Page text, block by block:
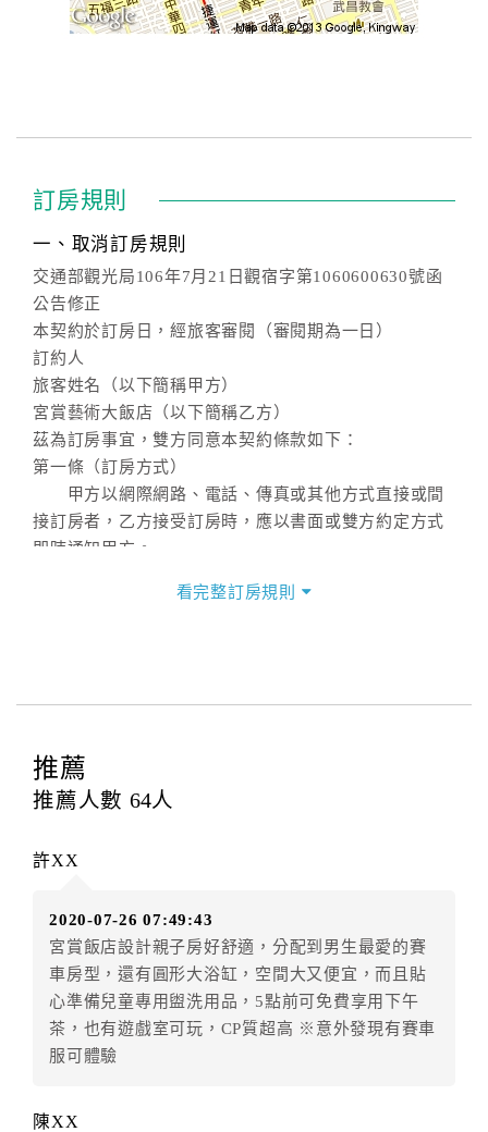
訂房規則
一、取消訂房規則
交通部觀光局106年7月21日觀宿字第1060600630號函
公告修正
本契約於訂房日，經旅客審閱（審閱期為一日）
訂約人
旅客姓名（以下簡稱甲方）
宮賞藝術大飯店（以下簡稱乙方）
茲為訂房事宜，雙方同意本契約條款如下：
第一條（訂房方式）
甲方以網際網路、電話、傳真或其他方式直接或間
接訂房者，乙方接受訂房時，應以書面或雙方約定方式
即時通知甲方。
甲方訂房應告知乙方預定住宿之期間、所需客房房
本契約之房價經雙方合意，依網路售價計費（含稅
金及服務費），乙方除提供住宿外，尚包括（依預訂專
第四條（入住、退房時間）
甲、乙雙方同意本契約之付款方式依乙方提供方
式。
第六條（定金或預收房價總金額之收取）
乙方接受甲方訂房後，甲方入住前，乙方預收取總
房費30%為定金
第七條（甲方解約時定金之退還）
準返還已繳之定金金額：
看完整訂房規則
推薦
推薦人數 64人
許XX
2020-07-26 07:49:43
宮賞飯店設計親子房好舒適，分配到男生最愛的賽
車房型，還有圓形大浴缸，空間大又便宜，而且貼
心準備兒童專用盥洗用品，5點前可免費享用下午
茶，也有遊戲室可玩，CP質超高 ※意外發現有賽車
服可體驗
陳XX